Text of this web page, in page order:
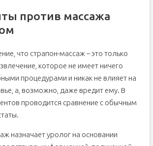
против массажа
что страпон-массаж – это только
которое не имеет ничего
процедурами и никак не влияет на
а, возможно, даже вредит ему. В
проводится сравнение с обычным
назначает уролог на основании